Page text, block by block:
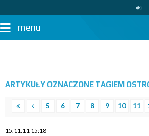
menu
ARTYKUŁY OZNACZONE TAGIEM
5 6 7 8 9 10 11
15.11.11 15:18